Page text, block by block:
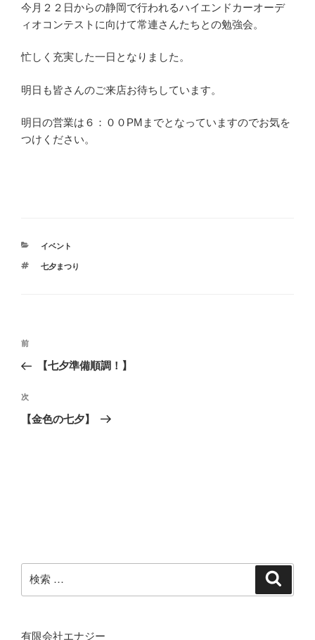
今月２２日からの静岡で行われるハイエンドカーオーデ
ィオコンテストに向けて常連さんたちとの勉強会。
忙しく充実した一日となりました。
明日も皆さんのご来店お待ちしています。
明日の営業は６：００PMまでとなっていますのでお気を
つけください。
カ
ゴ
イベント
タ
七夕まつり
投
ビ
ゲ
過
去
投
稿
前
【七夕準備順調！】
次
の
次
【金色の七夕】
検
索:
有限会社エナジー